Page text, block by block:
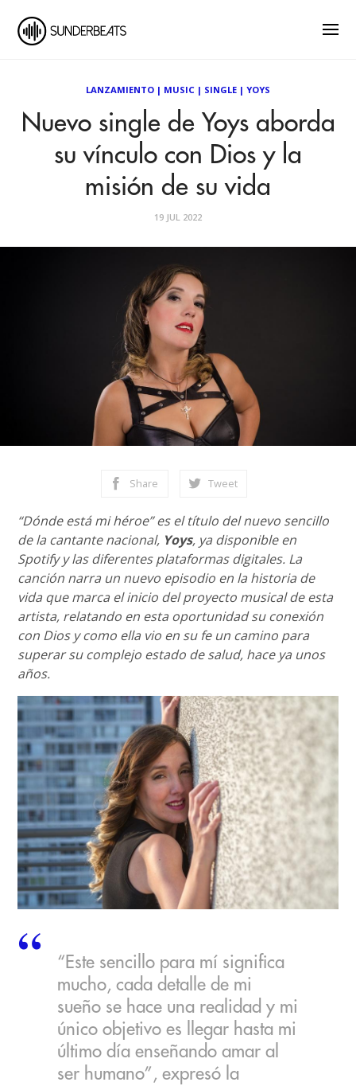
LANZAMIENTO | MUSIC | SINGLE | YOYS
Nuevo single de Yoys aborda
su vínculo con Dios y la
misión de su vida
19 JUL 2022
Share Tweet
“Dónde está mi héroe” es el título del nuevo sencillo
de la cantante nacional, Yoys, ya disponible en
Spotify y las diferentes plataformas digitales. La
canción narra un nuevo episodio en la historia de
vida que marca el inicio del proyecto musical de esta
artista, relatando en esta oportunidad su conexión
con Dios y como ella vio en su fe un camino para
superar su complejo estado de salud, hace ya unos
años.
“Este sencillo para mí significa
mucho, cada detalle de mi
sueño se hace una realidad y mi
único objetivo es llegar hasta mi
último día enseñando amar al
ser humano”, expresó la